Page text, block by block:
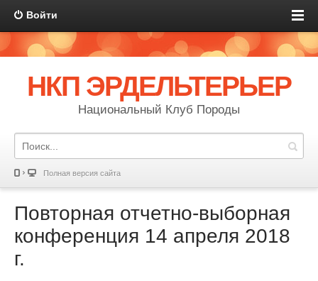
Войти
НКП ЭРДЕЛЬТЕРЬЕР
Национальный Клуб Породы
Полная версия сайта
Повторная отчетно-выборная
конференция 14 апреля 2018
г.